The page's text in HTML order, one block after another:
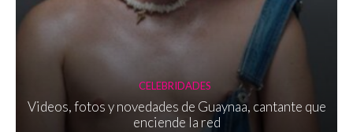
CELEBRIDADES
Videos, fotos y novedades de Guaynaa, cantante que
enciende la red